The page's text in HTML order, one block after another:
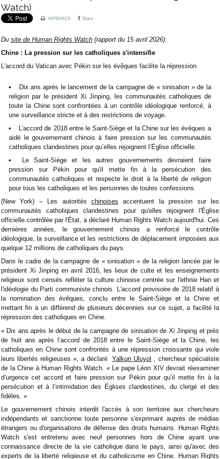
Watch)
IMPRIMER Share
Du site de Human Rights Watch (rapport du 15 avril 2026):
Chine : La pression sur les catholiques s'intensifie
L'accord du Vatican avec Pékin sur les évêques facilite la répression
Dix ans après le lancement de la campagne de « sinisation » de la
religion par le président Xi Jinping, les communautés catholiques de
toute la Chine sont confrontées à un contrôle idéologique renforcé, à
une surveillance stricte et à des restrictions de voyage.
L’accord de 2018 entre le Saint-Siège et la Chine sur les évêques a
aidé le gouvernement chinois à faire pression sur les communautés
catholiques clandestines pour qu’elles rejoignent l’Église officielle.
Le Saint-Siège et les autres gouvernements devraient faire
pression sur Pékin pour qu'il mette fin à la persécution des
communautés catholiques et respecte le droit à la liberté de religion
pour tous les catholiques et les personnes de toutes confessions.
(New York) – Les autorités chinoises accentuent la pression sur les
communautés catholiques clandestines pour qu'elles rejoignent l'Église
officielle contrôlée par l'État, a déclaré Human Rights Watch aujourd'hui. Ces
dernières années, le gouvernement chinois a renforcé le contrôle
idéologique, la surveillance et les restrictions de déplacement imposées aux
quelque 12 millions de catholiques du pays.
Dans le cadre de la campagne de « sinisation » de la religion lancée par le
président Xi Jinping en avril 2016, les lieux de culte et les enseignements
religieux sont censés refléter la culture chinoise centrée sur l'ethnie Han et
l'idéologie du Parti communiste chinois. L'accord provisoire de 2018 relatif à
la nomination des évêques, conclu entre le Saint-Siège et la Chine et
mettant fin à un différend de plusieurs décennies sur ce sujet, a facilité la
répression des catholiques en Chine.
« Dix ans après le début de la campagne de sinisation de Xi Jinping et près
de huit ans après l’accord de 2018 entre le Saint-Siège et la Chine, les
catholiques en Chine sont confrontés à une répression croissante qui viole
leurs libertés religieuses », a déclaréYalkun Uluyol , chercheur spécialiste
de la Chine à Human Rights Watch. « Le pape Léon XIV devrait réexaminer
d’urgence cet accord et faire pression sur Pékin pour qu’il mette fin à la
persécution et à l’intimidation des Églises clandestines, du clergé et des
fidèles. »
Le gouvernement chinois interdit l'accès à son territoire aux chercheurs
indépendants et sanctionne toute personne s'exprimant auprès de médias
étrangers ou d'organisations de défense des droits humains. Human Rights
Watch s'est entretenu avec neuf personnes hors de Chine ayant une
connaissance directe de la vie catholique dans le pays, ainsi qu'avec des
experts de la liberté religieuse et du catholicisme en Chine. Human Rights